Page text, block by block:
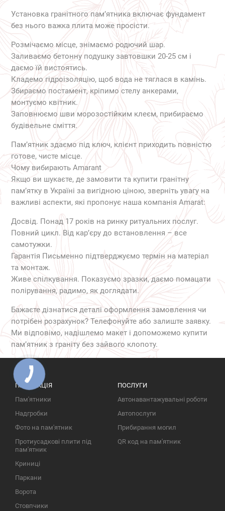
Установка гранітного пам’ятника включає фундамент
без нього важка плита може просісти.
Розмічаємо місце, знімаємо родючий шар.
Заливаємо бетонну подушку завтовшки 20-25 см і
даємо їй вистоятись.
Кладемо гідроізоляцію, щоб вода не тяглася в камінь.
Збираємо постамент, кріпимо стелу анкерами,
монтуємо квітник.
Заповнюємо шви морозостійким клеєм, прибираємо
будівельне сміття.
Пам’ятник здаємо під ключ, клієнт приходить повністю
готове, чисте місце.
Чому вибирають Amarant
Якщо ви шукаєте, де замовити та купити гранітну
пам’ятку в Україні за вигідною ціною, зверніть увагу на
важливі аспекти, які пропонує наша компанія Amarat:
Досвід. Понад 17 років на ринку ритуальних послуг.
Повний цикл. Від кар’єру до встановлення – все
самотужки.
Гарантія Письменно підтверджуємо термін на матеріал
та монтаж.
Живе спілкування. Показуємо зразки, даємо помацати
полірування, радимо, як доглядати.
Бажаєте дізнатися деталі оформлення замовлення чи
потрібен розрахунок? Телефонуйте або залиште заявку.
Ми відповімо, надішлемо макет і допоможемо купити
пам’ятник з граніту без зайвого клопоту.
ПРОДУКЦІЯ
Пам'ятники
Надгробки
Фото на пам'ятник
Протиусадкові плити під
пам'ятник
Криниці
Паркани
Ворота
Стовпчики
ПОСЛУГИ
Автонавантажувальні роботи
Автопослуги
Прибирання могил
QR код на пам'ятник